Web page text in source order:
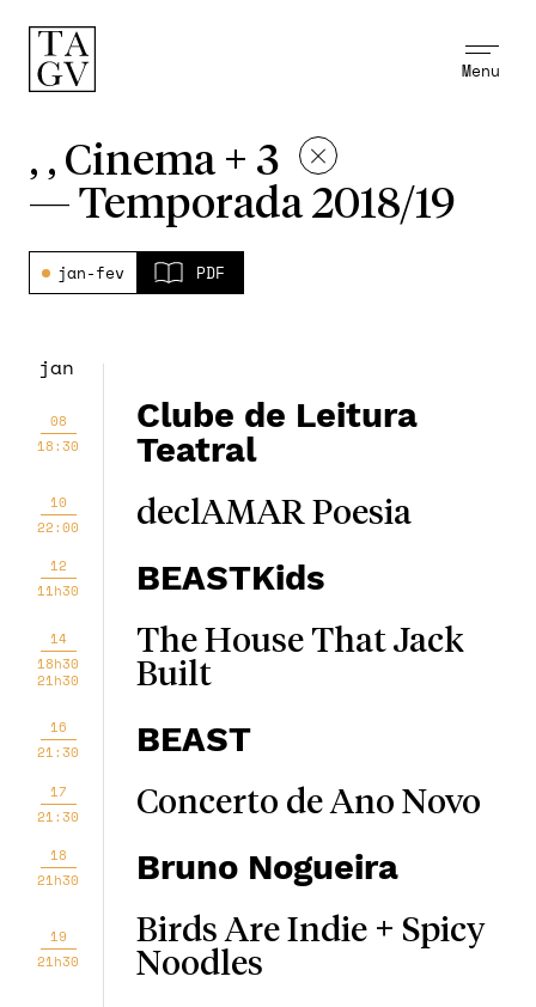
Menu
, , Cinema + 3
— Temporada 2018/19
jan-fev PDF
jan
08
18:30
Clube de Leitura
Teatral
10
22:00
declAMAR Poesia
12
11h30
BEASTKids
14
18h30
21h30
The House That Jack
Built
16
21:30
BEAST
17
21:30
Concerto de Ano Novo
18
21h30
Bruno Nogueira
19
21h30
Birds Are Indie + Spicy
Noodles